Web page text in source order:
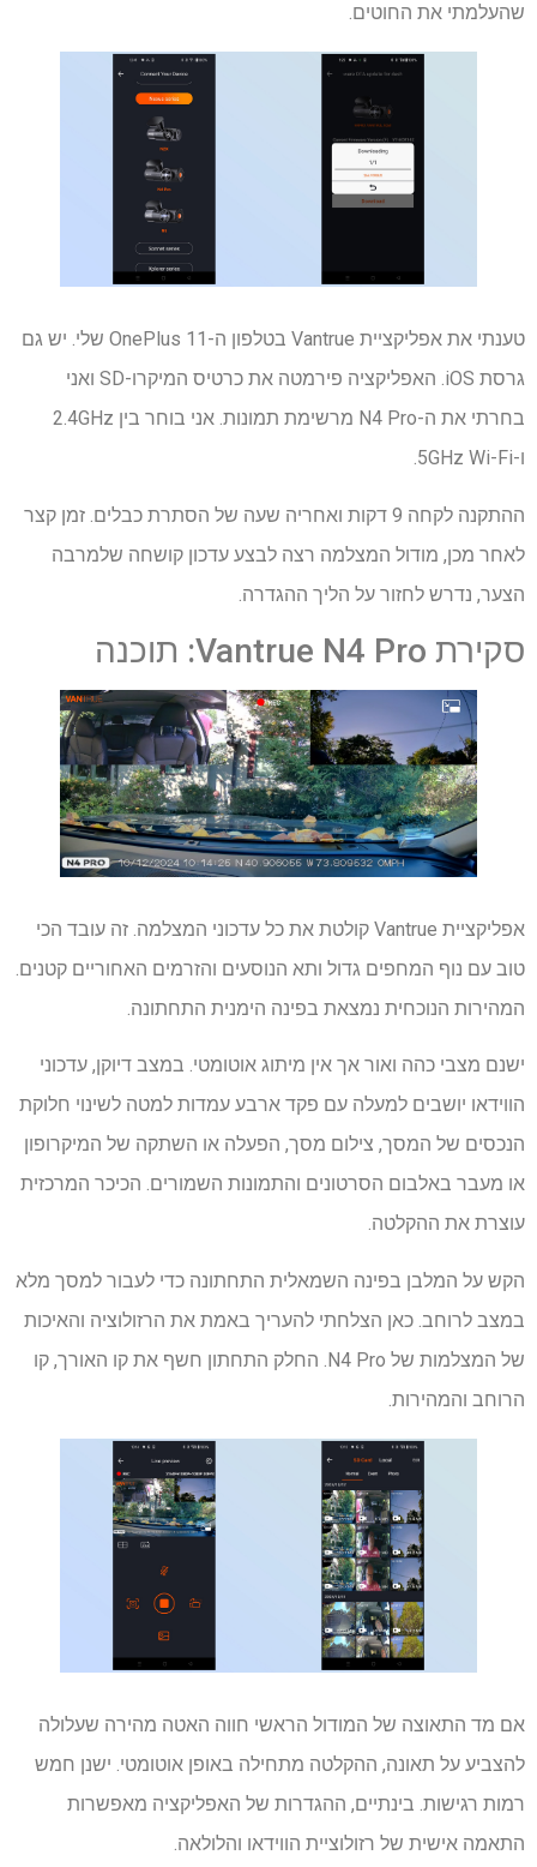
שהעלמתי את החוטים.
טענתי את אפליקציית Vantrue בטלפון ה-OnePlus 11 שלי. יש גם
גרסת iOS. האפליקציה פירמטה את כרטיס המיקרו-SD ואני
בחרתי את ה-N4 Pro מרשימת תמונות. אני בוחר בין 2.4GHz
ו-5GHz Wi-Fi.
ההתקנה לקחה 9 דקות ואחריה שעה של הסתרת כבלים. זמן קצר
לאחר מכן, מודול המצלמה רצה לבצע עדכון קושחה שלמרבה
הצער, נדרש לחזור על הליך ההגדרה.
סקירת Vantrue N4 Pro: תוכנה
אפליקציית Vantrue קולטת את כל עדכוני המצלמה. זה עובד הכי
טוב עם נוף המחפים גדול ותא הנוסעים והזרמים האחוריים קטנים.
המהירות הנוכחית נמצאת בפינה הימנית התחתונה.
ישנם מצבי כהה ואור אך אין מיתוג אוטומטי. במצב דיוקן, עדכוני
הווידאו יושבים למעלה עם פקד ארבע עמדות למטה לשינוי חלוקת
הנכסים של המסך, צילום מסך, הפעלה או השתקה של המיקרופון
או מעבר באלבום הסרטונים והתמונות השמורים. הכיכר המרכזית
עוצרת את ההקלטה.
הקש על המלבן בפינה השמאלית התחתונה כדי לעבור למסך מלא
במצב לרוחב. כאן הצלחתי להעריך באמת את הרזולוציה והאיכות
של המצלמות של N4 Pro. החלק התחתון חשף את קו האורך, קו
הרוחב והמהירות.
אם מד התאוצה של המודול הראשי חווה האטה מהירה שעלולה
להצביע על תאונה, ההקלטה מתחילה באופן אוטומטי. ישנן חמש
רמות רגישות. בינתיים, ההגדרות של האפליקציה מאפשרות
התאמה אישית של רזולוציית הווידאו והלולאה.